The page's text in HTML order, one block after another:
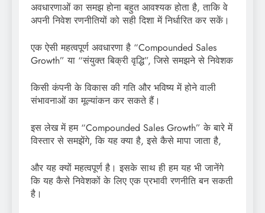
अवधारणाओं का समझ होना बहुत आवश्यक होता है, ताकि वे
अपनी निवेश रणनीतियों को सही दिशा में निर्धारित कर सकें।
एक ऐसी महत्वपूर्ण अवधारणा है “Compounded Sales
Growth” या “संयुक्त बिक्री वृद्धि”, जिसे समझने से निवेशक
किसी कंपनी के विकास की गति और भविष्य में होने वाली
संभावनाओं का मूल्यांकन कर सकते हैं।
इस लेख में हम “Compounded Sales Growth” के बारे में
विस्तार से समझेंगे, कि यह क्या है, इसे कैसे मापा जाता है,
और यह क्यों महत्वपूर्ण है। इसके साथ ही हम यह भी जानेंगे
कि यह कैसे निवेशकों के लिए एक प्रभावी रणनीति बन सकती
है।